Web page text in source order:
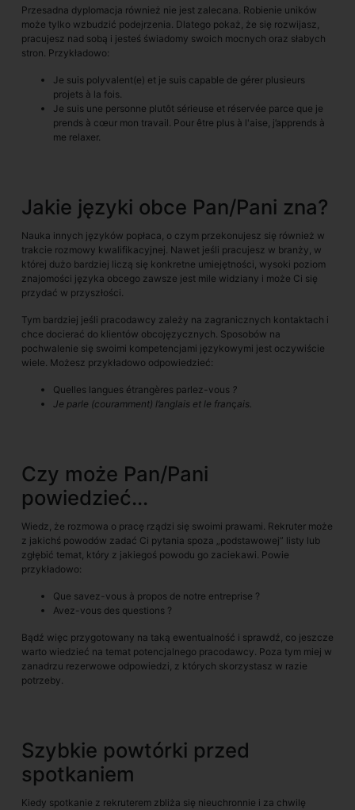
Przesadna dyplomacja również nie jest zalecana. Robienie uników
może tylko wzbudzić podejrzenia. Dlatego pokaż, że się rozwijasz,
pracujesz nad sobą i jesteś świadomy swoich mocnych oraz słabych
stron. Przykładowo:
Je suis polyvalent(e) et je suis capable de gérer plusieurs
projets à la fois.
Je suis une personne plutôt sérieuse et réservée parce que je
prends à cœur mon travail. Pour être plus à l'aise, j’apprends à
me relaxer.
Jakie języki obce Pan/Pani zna?
Nauka innych języków popłaca, o czym przekonujesz się również w
trakcie rozmowy kwalifikacyjnej. Nawet jeśli pracujesz w branży, w
której dużo bardziej liczą się konkretne umiejętności, wysoki poziom
znajomości języka obcego zawsze jest mile widziany i może Ci się
przydać w przyszłości.
Tym bardziej jeśli pracodawcy zależy na zagranicznych kontaktach i
chce docierać do klientów obcojęzycznych. Sposobów na
pochwalenie się swoimi kompetencjami językowymi jest oczywiście
wiele. Możesz przykładowo odpowiedzieć:
Quelles langues étrangères parlez-vous ?
Je parle (couramment) l’anglais et le français.
Czy może Pan/Pani
powiedzieć...
Wiedz, że rozmowa o pracę rządzi się swoimi prawami. Rekruter może
z jakichś powodów zadać Ci pytania spoza „podstawowej” listy lub
zgłębić temat, który z jakiegoś powodu go zaciekawi. Powie
przykładowo:
Que savez-vous à propos de notre entreprise ?
Avez-vous des questions ?
Bądź więc przygotowany na taką ewentualność i sprawdź, co jeszcze
warto wiedzieć na temat potencjalnego pracodawcy. Poza tym miej w
zanadrzu rezerwowe odpowiedzi, z których skorzystasz w razie
potrzeby.
Szybkie powtórki przed
spotkaniem
Kiedy spotkanie z rekruterem zbliża się nieuchronnie i za chwilę